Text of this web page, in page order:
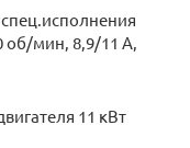
об/мин, 8,9/11 А,
11 кВт